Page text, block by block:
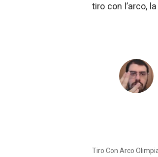
tiro con l’arco,
Tiro Con Arco